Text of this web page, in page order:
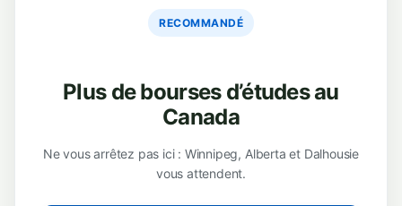
RECOMMANDÉ
Plus de bourses d’études au
Canada
Ne vous arrêtez pas ici : Winnipeg, Alberta et Dalhousie
vous attendent.